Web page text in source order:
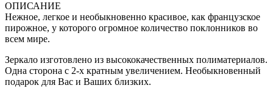
ОПИСАНИЕ
Нежное, легкое и необыкновенно красивое, как французское
пирожное, у которого огромное количество поклонников во
всем мире.
Зеркало изготовлено из высококачественных полиматериалов.
Одна сторона с 2-х кратным увеличением. Необыкновенный
подарок для Вас и Ваших близких.